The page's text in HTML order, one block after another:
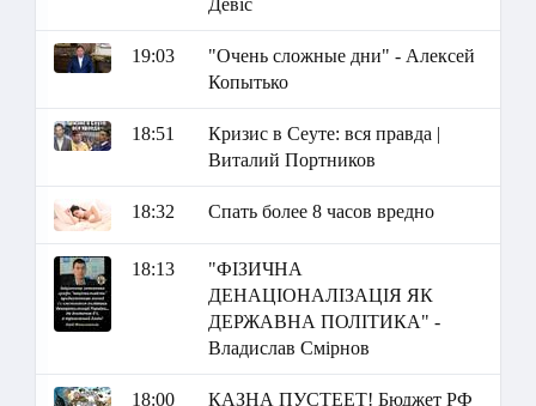
19:03
"Очень сложные дни" - Алексей
Копытько
18:51
Кризис в Сеуте: вся правда |
Виталий Портников
18:32 Спать более 8 часов вредно
18:13
"ФІЗИЧНА
ДЕНАЦІОНАЛІЗАЦІЯ ЯК
ДЕРЖАВНА ПОЛІТИКА" -
Владислав Смірнов
18:00
КАЗНА ПУСТЕЕТ! Бюджет РФ